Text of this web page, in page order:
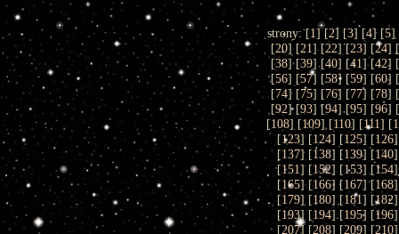
strony: [1] [2] [3] [4] [5]
[20] [21] [22] [23] [24] [
[38] [39] [40] [41] [42] [
[56] [57] [58] [59] [60] [
[74] [75] [76] [77] [78] [
[92] [93] [94] [95] [96] [
[108] [109] [110] [111] [
[123] [124] [125] [126
[137] [138] [139] [140
[151] [152] [153] [154
[165] [166] [167] [168
[179] [180] [181] [182
[193] [194] [195] [196
[207] [208] [209] [210